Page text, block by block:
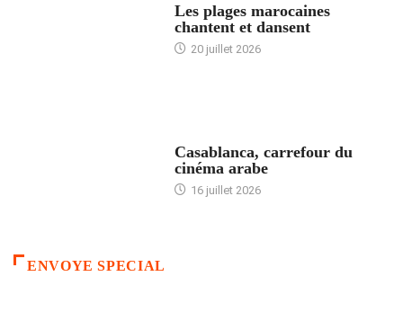
Les plages marocaines
chantent et dansent
20 juillet 2026
Casablanca, carrefour du
cinéma arabe
16 juillet 2026
ENVOYE SPECIAL